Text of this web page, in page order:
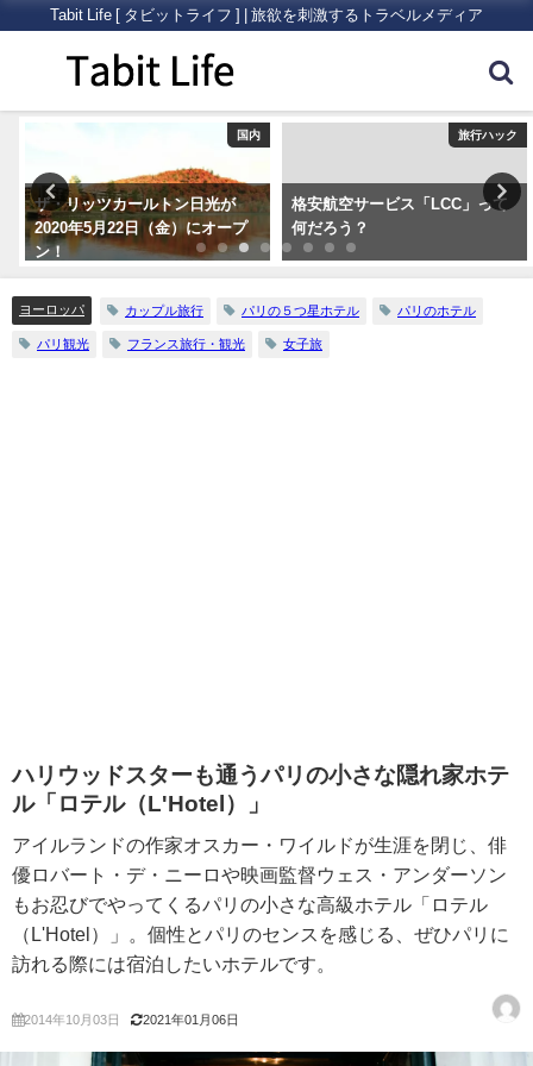
Tabit Life [ タビットライフ ] | 旅欲を刺激するトラベルメディア
国内
ザ・リッツカールトン日光が
2020年5月22日（金）にオープ
ン！
旅行ハック
格安航空サービス「LCC」って
何だろう？
ヨーロッパ カップル旅行 パリの５つ星ホテル パリのホテル
パリ観光 フランス旅行・観光 女子旅
ハリウッドスターも通うパリの小さな隠れ家ホテ
ル「ロテル（L'Hotel）」
アイルランドの作家オスカー・ワイルドが生涯を閉じ、俳
優ロバート・デ・ニーロや映画監督ウェス・アンダーソン
もお忍びでやってくるパリの小さな高級ホテル「ロテル
（L'Hotel）」。個性とパリのセンスを感じる、ぜひパリに
訪れる際には宿泊したいホテルです。
2014年10月03日 2021年01月06日